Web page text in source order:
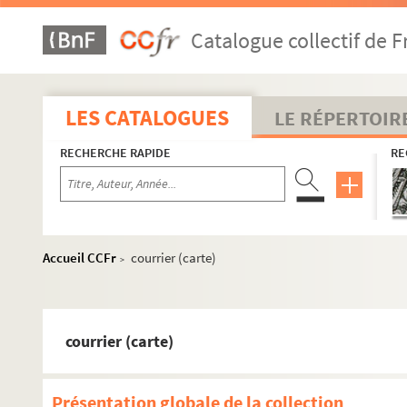
Catalogue collectif de
LES CATALOGUES LE
RECHERCHE RAPIDE
Accueil CCFr > courrier (carte)
courrier (carte)
Présentation globale de la collection